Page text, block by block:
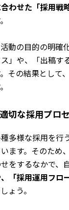
わせた「採用戦
動の目的の明確
」や、「出稿す
その結果として
切な採用プロ
多様な採用を行
ます。そのため
をするなかで、
「採用運用フロ
ょう。